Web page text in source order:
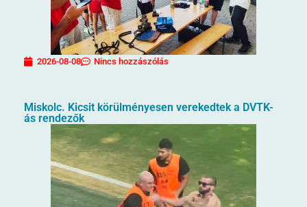
2026-08-08 Nincs hozzászólás
Miskolc. Kicsit körülményesen verekedtek a DVTK-
ás rendezők